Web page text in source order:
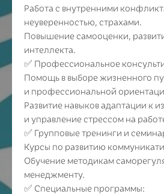
Работа с внутренними
неуверенностью, страхами.
Повышение самооценки,
интеллекта.
✅ Профессиональное
Помощь в выборе жизненного
и профессиональной
Развитие навыков адаптации к
и управление стрессом на
✅ Групповые тренинги и
Курсы по развитию
Обучение методикам
менеджменту.
✅ Специальные программы: